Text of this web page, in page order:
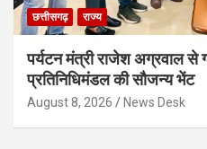
छत्तीसगढ़ राज्य
पर्यटन मंत्री राजेश अग्रवाल
प्रतिनिधिमंडल की सौजन्य भेंट
August 8, 2026 News Desk